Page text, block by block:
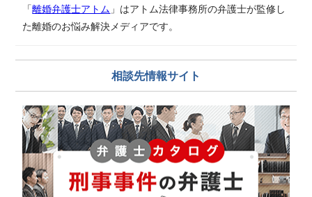
「離婚弁護士アトム 」はアトム法律事務所の弁護士が監修し
た離婚のお悩み解決メディアです。
相談先情報サイト